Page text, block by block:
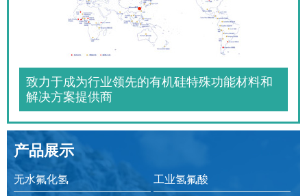
致力于成为行业领先的有机硅特殊功能材料和
解决方案提供商
产品展示
无水氟化氢
工业氢氟酸